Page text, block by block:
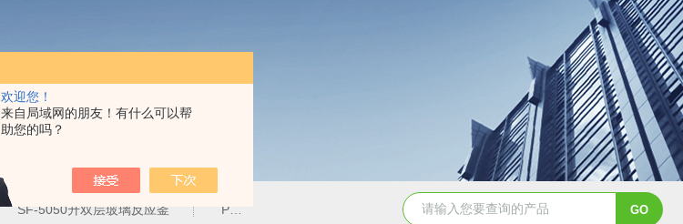
欢迎您！
来自局域网的朋友！有什么可以帮
助您的吗？
SF-5050升双层玻璃反应釜 PH-2J防腐蚀恒温水浴锅 CH3050恒温油浴槽 HH-8J恒温水浴锅